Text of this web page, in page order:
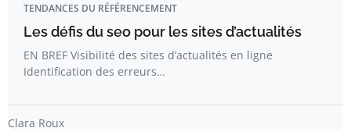
TENDANCES DU RÉFÉRENCEMENT
Les défis du seo pour les sites d’actualités
EN BREF Visibilité des sites d’actualités en ligne
Identification des erreurs…
Clara Roux